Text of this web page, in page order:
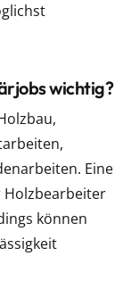
wichtig?
Eine
Holzbearbeiter
können